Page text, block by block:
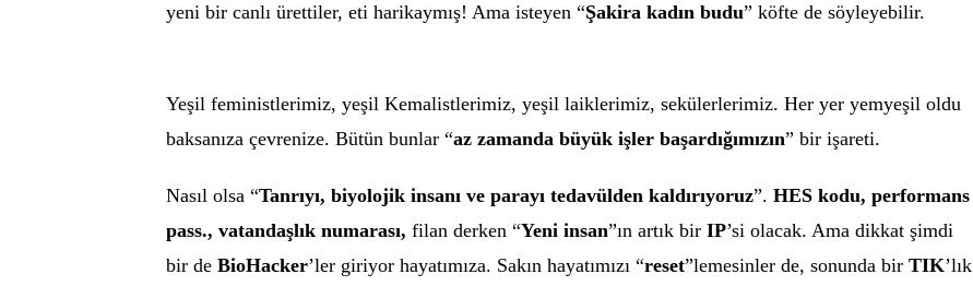
yeni bir canlı ürettiler, eti harikaymış! Ama isteyen “Şakira kadın budu” köfte de söyleyebilir.
Yeşil feministlerimiz, yeşil Kemalistlerimiz, yeşil laiklerimiz, sekülerlerimiz. Her yer yemyeşil oldu
baksanıza çevrenize. Bütün bunlar “az zamanda büyük işler başardığımızın” bir işareti.
Nasıl olsa “Tanrıyı, biyolojik insanı ve parayı tedavülden kaldırıyoruz”. HES kodu, performans
pass., vatandaşlık numarası, filan derken “Yeni insan”ın artık bir IP’si olacak. Ama dikkat şimdi
bir de BioHacker’ler giriyor hayatımıza. Sakın hayatımızı “reset”lemesinler de, sonunda bir TIK’lık